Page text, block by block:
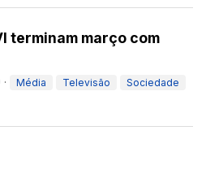
terminam março com
· Média Televisão Sociedade